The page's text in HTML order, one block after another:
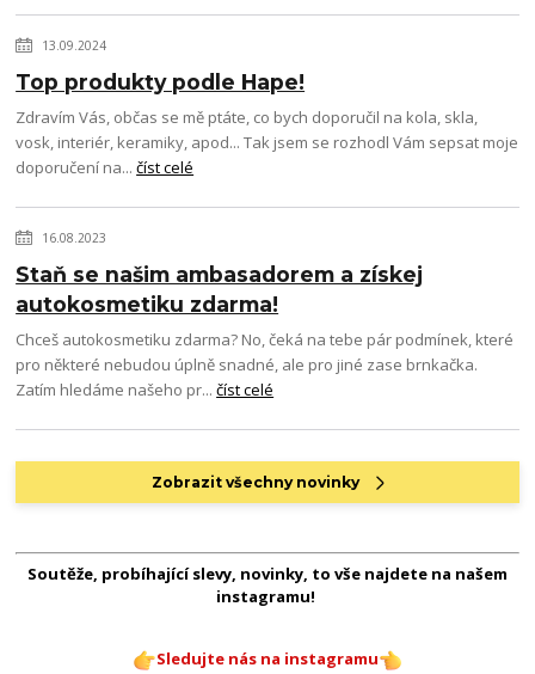
13.09.2024
Top produkty podle Hape!
Zdravím Vás, občas se mě ptáte, co bych doporučil na kola, skla,
vosk, interiér, keramiky, apod... Tak jsem se rozhodl Vám sepsat moje
doporučení na...číst celé
16.08.2023
Staň se našim ambasadorem a získej
autokosmetiku zdarma!
Chceš autokosmetiku zdarma? No, čeká na tebe pár podmínek, které
pro některé nebudou úplně snadné, ale pro jiné zase brnkačka.
Zatím hledáme našeho pr...číst celé
Zobrazit všechny novinky
Soutěže, probíhající slevy, novinky, to vše najdete na našem
instagramu!
Sledujte nás na instagramu